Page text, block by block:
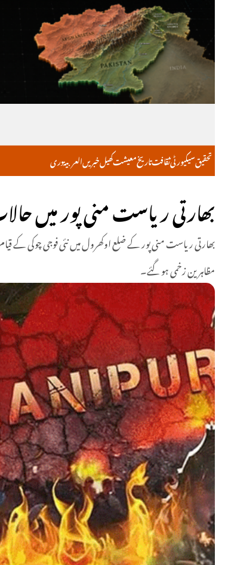
خبریںکھیلمعیشتتاریخثقافتسیکیورٹیتحقیق دریالعربية
بھارتی ریاست منی پور میں
مظاہرین زخمی ہو گئے۔